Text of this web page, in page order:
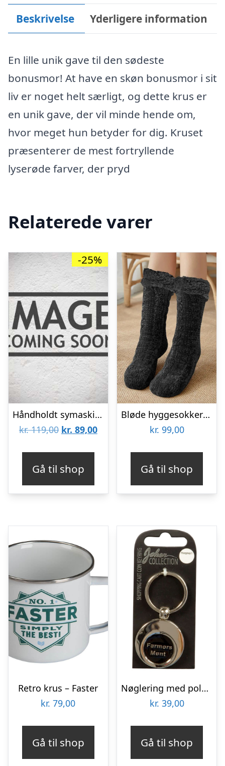
Beskrivelse Yderligere information
En lille unik gave til den sødeste
bonusmor! At have en skøn bonusmor i sit
liv er noget helt særligt, og dette krus er
en unik gave, der vil minde hende om,
hvor meget hun betyder for dig. Kruset
præsenterer de mest fortryllende
lyserøde farver, der pryd
Relaterede varer
-25%
Håndholdt symaskine
kr.119,00 Den
kr. 119,00.
kr. 89,00Den
kr. 89,00.
Gå til shop
Bløde hyggesokker til kolde fødder – onesize – Sort
kr. 99,00
Gå til shop
Retro krus – Faster
kr. 79,00
Gå til shop
Nøglering med polet – Farmors mønt
kr. 39,00
Gå til shop